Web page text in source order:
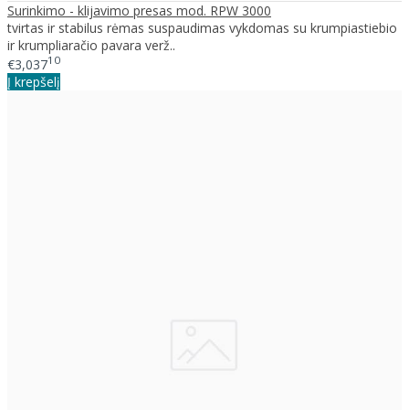
Surinkimo - klijavimo presas mod. RPW 3000
tvirtas ir stabilus rėmas suspaudimas vykdomas su krumpiastiebio
ir krumpliaračio pavara verž..
€3,03710
Į krepšelį